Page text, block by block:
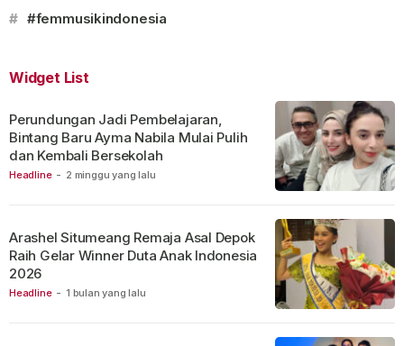
# #femmusikindonesia
Widget List
Headline - 2 minggu yang lalu
Perundungan Jadi Pembelajaran,
Bintang Baru Ayma Nabila Mulai Pulih
dan Kembali Bersekolah
Headline - 1 bulan yang lalu
Arashel Situmeang Remaja Asal Depok
Raih Gelar Winner Duta Anak Indonesia
2026